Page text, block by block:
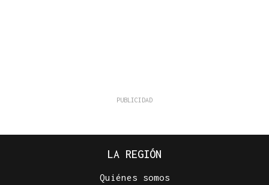
LA REGIÓN
Quiénes somos